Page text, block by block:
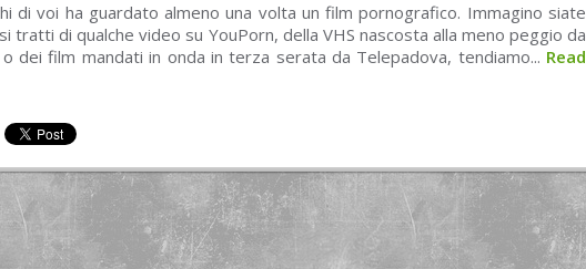
di voi ha guardato almeno una volta un film pornografico. Immagino siate
tratti di qualche video su YouPorn, della VHS nascosta alla meno peggio da
dei film mandati in onda in terza serata da Telepadova, tendiamo... Read